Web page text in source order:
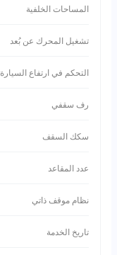
المساحات الخلفية
تشغيل المحرك عن بُعد
التحكم في ارتفاع السيارة
رف سقفي
سكك السقف
عدد المقاعد
نظام موقف ذاتي
تاريخ الخدمة